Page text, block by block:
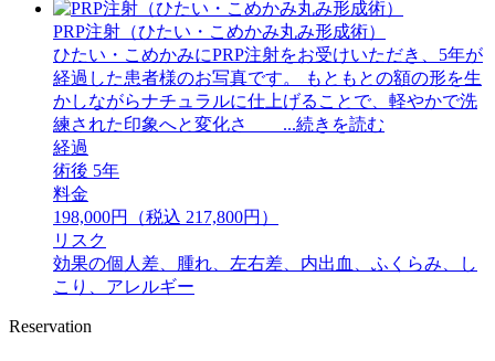
PRP注射（ひたい・こめかみ丸み形成術）
ひたい・こめかみにPRP注射をお受けいただき、5年が
経過した患者様のお写真です。 もともとの額の形を生
かしながらナチュラルに仕上げることで、軽やかで洗
練された印象へと変化さ ...続きを読む
経過
術後 5年
料金
198,000円（税込 217,800円）
リスク
効果の個人差、腫れ、左右差、内出血、ふくらみ、し
こり、アレルギー
Reservation